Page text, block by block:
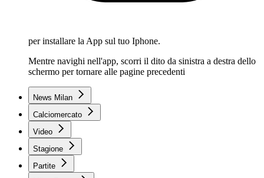
per installare la App sul tuo Iphone.
Mentre navighi nell'app, scorri il dito da sinistra a destra dello
schermo per tornare alle pagine precedenti
News Milan
Calciomercato
Video
Stagione
Partite